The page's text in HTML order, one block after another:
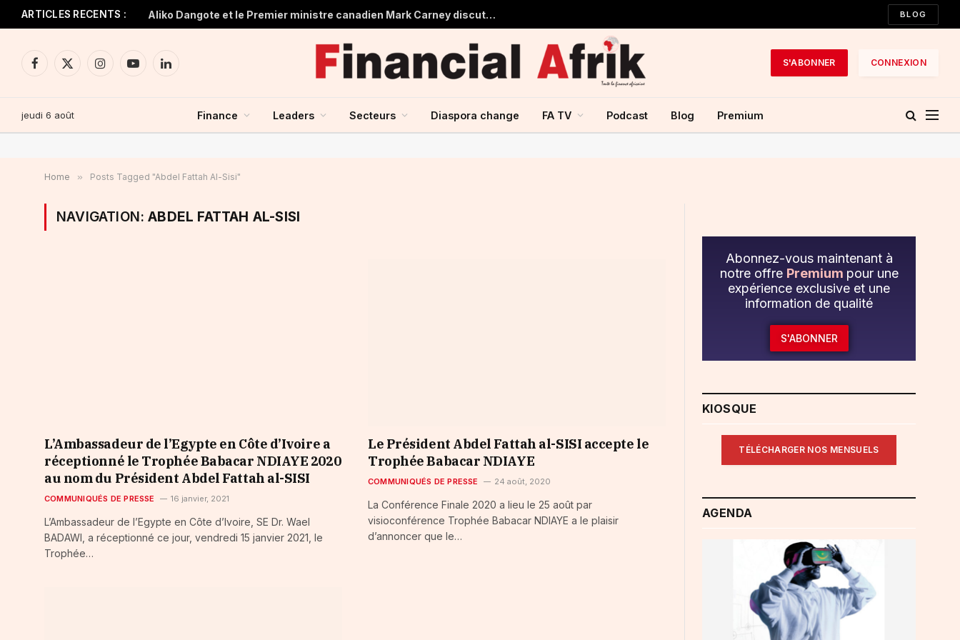
ARTICLES RECENTS : Aliko Dangote et le Premier ministre canadien Mark Carney discutent du renforcement des échanges entre le Canada et l’Afrique BLOG
Facebook
X
InstagramYouTubeLinkedIn
S'ABONNER CONNEXION
jeudi 6 août Finance Leaders Secteurs Diaspora change FA TV Podcast Blog Premium
Home » Posts Tagged "Abdel Fattah Al-Sisi"
NAVIGATION:ABDEL FATTAH AL-SISI
L’Ambassadeur de l’Egypte en Côte d’Ivoire a
réceptionné le Trophée Babacar NDIAYE 2020
au nom du Président Abdel Fattah al-SISI
COMMUNIQUÉS DE PRESSE 16 janvier, 2021
L’Ambassadeur de l’Egypte en Côte d’Ivoire, SE Dr. Wael
BADAWI, a réceptionné ce jour, vendredi 15 janvier 2021, le
Trophée…
Le Président Abdel Fattah al-SISI accepte le
Trophée Babacar NDIAYE
COMMUNIQUÉS DE PRESSE 24 août, 2020
La Conférence Finale 2020 a lieu le 25 août par
visioconférence Trophée Babacar NDIAYE a le plaisir
d’annoncer que le…
Abonnez-vous maintenant à
notre offre Premium pour une
expérience exclusive et une
information de qualité
S'ABONNER
KIOSQUE
TÉLÉCHARGER NOS MENSUELS
AGENDA